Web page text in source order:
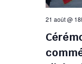
21 août @